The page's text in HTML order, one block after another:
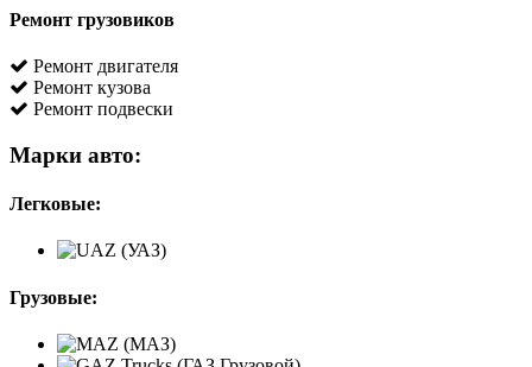
Ремонт грузовиков
Ремонт двигателя
Ремонт кузова
Ремонт подвески
Марки авто:
Легковые:
Грузовые: